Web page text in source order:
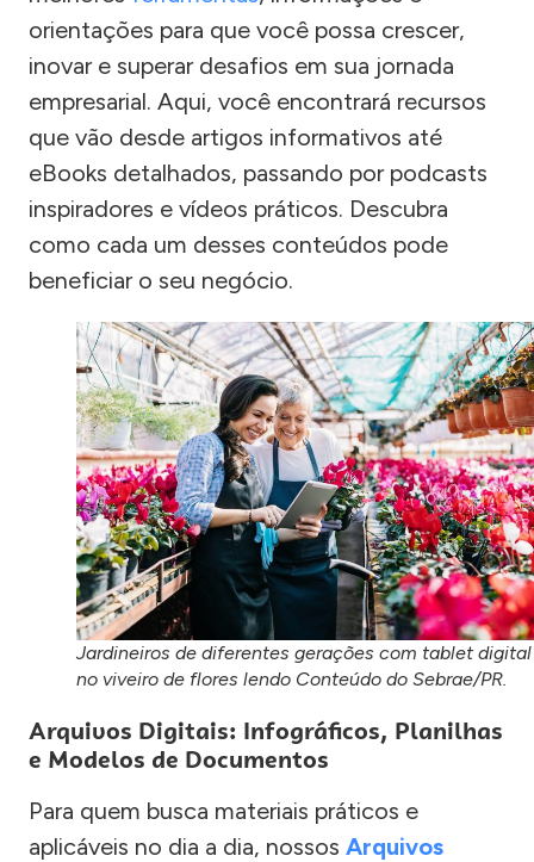
orientações para que você possa crescer,
inovar e superar desafios em sua jornada
empresarial. Aqui, você encontrará recursos
que vão desde artigos informativos até
eBooks detalhados, passando por podcasts
inspiradores e vídeos práticos. Descubra
como cada um desses conteúdos pode
beneficiar o seu negócio.
Jardineiros de diferentes gerações com tablet digital
no viveiro de flores lendo Conteúdo do Sebrae/PR.
Arquivos Digitais: Infográficos, Planilhas
e Modelos de Documentos
Para quem busca materiais práticos e
aplicáveis no dia a dia, nossos Arquivos